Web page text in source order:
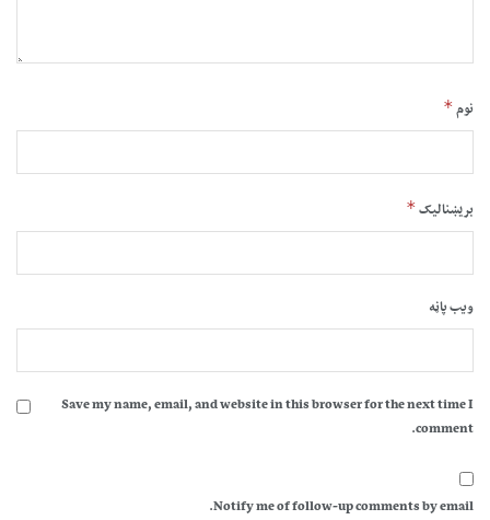
نوم*
بریښنالیک*
ویب پاڼه
Save my name, email, and website in this browser for the next time I
comment.
Notify me of follow-up comments by email.